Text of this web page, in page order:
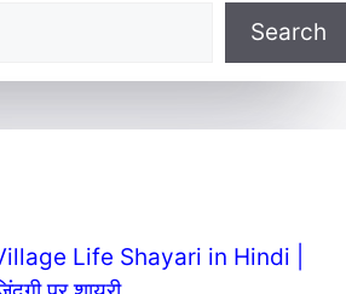
Search
Life Shayari in Hindi |